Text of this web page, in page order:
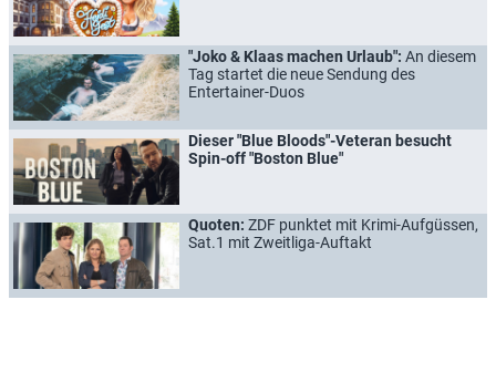
"Joko & Klaas machen Urlaub": An diesem
Tag startet die neue Sendung des
Entertainer-Duos
Dieser "Blue Bloods"-Veteran besucht
Spin-off "Boston Blue"
Quoten: ZDF punktet mit Krimi-Aufgüssen,
Sat.1 mit Zweitliga-Auftakt